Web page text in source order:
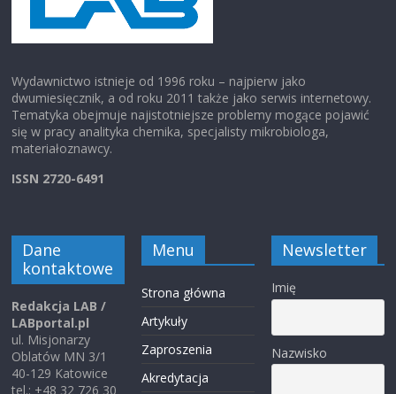
Wydawnictwo istnieje od 1996 roku – najpierw jako
dwumiesięcznik, a od roku 2011 także jako serwis internetowy.
Tematyka obejmuje najistotniejsze problemy mogące pojawić
się w pracy analityka chemika, specjalisty mikrobiologa,
materiałoznawcy.
ISSN 2720-6491
Dane
kontaktowe
Redakcja LAB /
LABportal.pl
ul. Misjonarzy
Oblatów MN 3/1
40-129 Katowice
tel.: +48 32 726 30
Menu
Strona główna
Artykuły
Zaproszenia
Akredytacja
Newsletter
Imię
Nazwisko